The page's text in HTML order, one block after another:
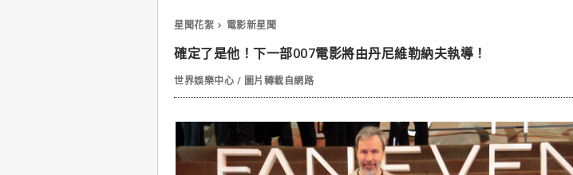
星聞花絮 電影新星聞
確定了是他！下一部007電影將由丹尼維勒納夫執導！
世界娛樂中心 / 圖片轉載自網路